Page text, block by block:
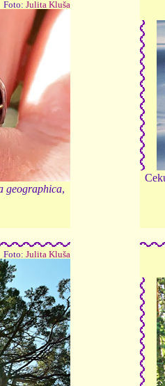
Foto: Julita Kluša
geographica,
Foto: Julita Kluša